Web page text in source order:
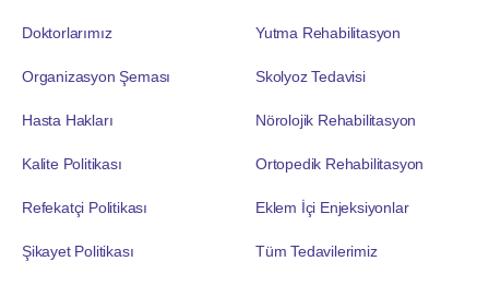
Doktorlarımız
Organizasyon Şeması
Hasta Hakları
Kalite Politikası
Refekatçi Politikası
Şikayet Politikası
Yutma Rehabilitasyon
Skolyoz Tedavisi
Nörolojik Rehabilitasyon
Ortopedik Rehabilitasyon
Eklem İçi Enjeksiyonlar
Tüm Tedavilerimiz